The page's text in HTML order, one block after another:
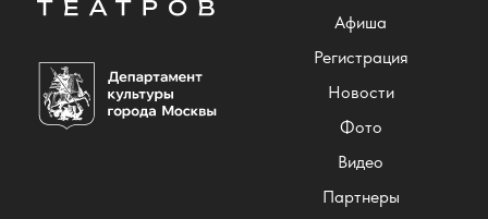
Афиша
Регистрация
Новости
Фото
Видео
Партнеры